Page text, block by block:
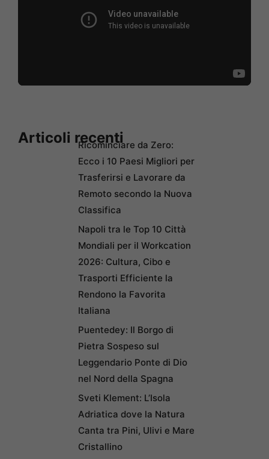
Articoli recentiRicominciare da Zero:
Ecco i 10 Paesi Migliori per
Trasferirsi e Lavorare da
Remoto secondo la Nuova
Classifica
Napoli tra le Top 10 Città
Mondiali per il Workcation
2026: Cultura, Cibo e
Trasporti Efficiente la
Rendono la Favorita
Italiana
Puentedey: Il Borgo di
Pietra Sospeso sul
Leggendario Ponte di Dio
nel Nord della Spagna
Sveti Klement: L’Isola
Adriatica dove la Natura
Canta tra Pini, Ulivi e Mare
Cristallino